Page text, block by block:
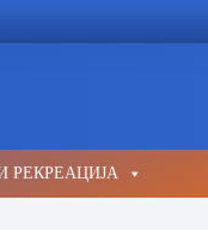
РЕКРЕАЦИЈА